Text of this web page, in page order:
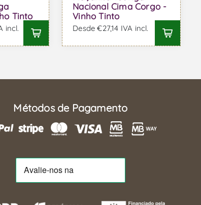
Tinto
incl.
Nacional Cima Corgo -
Vinho Tinto
Desde €27,14 IVA incl.
Métodos de Pagamento